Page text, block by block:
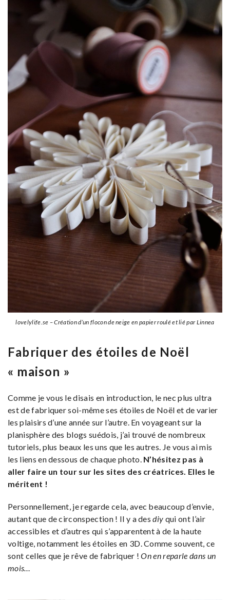
lovelylife.se – Création d’un flocon de neige en papier roulé et lié par Linnea
Fabriquer des étoiles de Noël
« maison »
Comme je vous le disais en introduction, le nec plus ultra
est de fabriquer soi-même ses étoiles de Noël et de varier
les plaisirs d’une année sur l’autre. En voyageant sur la
planisphère des blogs suédois, j’ai trouvé de nombreux
tutoriels, plus beaux les uns que les autres. Je vous ai mis
les liens en dessous de chaque photo. N’hésitez pas à
aller faire un tour sur les sites des créatrices. Elles le
méritent !
Personnellement, je regarde cela, avec beaucoup d’envie,
autant que de circonspection ! Il y a desdiy qui ont l’air
accessibles et d’autres qui s’apparentent à de la haute
voltige, notamment les étoiles en 3D. Comme souvent, ce
sont celles que je rêve de fabriquer !On en reparle dans un
mois…